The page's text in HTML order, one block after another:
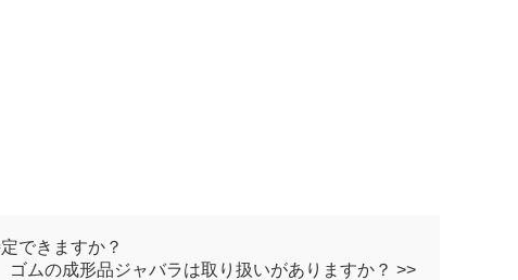
できますか？
ゴムの成形品ジャバラは取り扱いがありますか？ >>